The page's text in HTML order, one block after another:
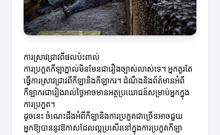
ការស្រាវជ្រាវពីផលប៉ះពាល់
ការប្រកួតកីឡាភ្នាល់មិនមែនជារឿងច្បាស់លាស់ទេ។ អ្នកគួរតែ
ធ្វើការស្រាវជ្រាវពីកីឡានិងកីឡាករ។ ដំណឹងនិងព័ត៌មានអំពី
កីឡាករជារៀងរាល់ថ្ងៃអាចមានអត្ថប្រយោជន៍សម្រាប់អ្នកក្នុង
ការប្រកួត។
ដូចនេះ ចំណេះដឹងអំពីកីឡានិងការប្រកួតជាច្រើនអាចជួយ
អ្នកឱ្យបាននូវឱកាសដែលល្អប្រសើរនៅក្នុងការប្រកួតកីឡា